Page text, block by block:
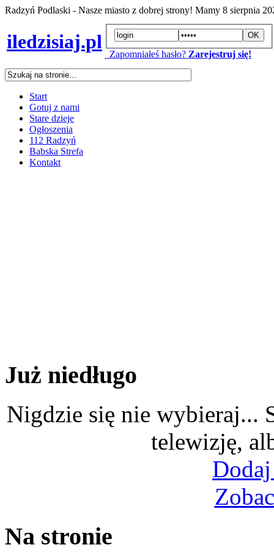
Radzyń Podlaski - Nasze miasto z dobrej strony! Mamy 8 sierpnia
iledzisiaj.pl
Zapomniałeś hasło? Zarejestruj się!
Start
Gotuj z nami
Stare dzieje
Ogłoszenia
112 Radzyń
Babska Strefa
Kontakt
Już niedługo
Nigdzie się nie wybieraj...
telewizję,
Na stronie